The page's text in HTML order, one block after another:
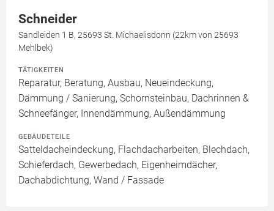
Schneider
Sandleiden 1 B, 25693 St. Michaelisdonn (22km von 25693
Mehlbek)
TÄTIGKEITEN
Reparatur, Beratung, Ausbau, Neueindeckung,
Dämmung / Sanierung, Schornsteinbau, Dachrinnen &
Schneefänger, Innendämmung, Außendämmung
GEBÄUDETEILE
Satteldacheindeckung, Flachdacharbeiten, Blechdach,
Schieferdach, Gewerbedach, Eigenheimdächer,
Dachabdichtung, Wand / Fassade